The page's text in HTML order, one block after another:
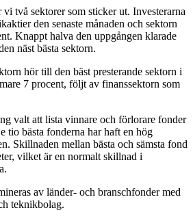
två sektorer som sticker ut. Investerarna
den senaste månaden och sektorn
Knappt halva den uppgången klarade
näst bästa sektorn.
hör till den bäst presterande sektorn i
7 procent, följt av finanssektorn som
valt att lista vinnare och förlorare fonder
tio bästa fonderna har haft en hög
Skillnaden mellan bästa och sämsta fond
vilket är en normalt skillnad i
av länder- och branschfonder med
teknikbolag.